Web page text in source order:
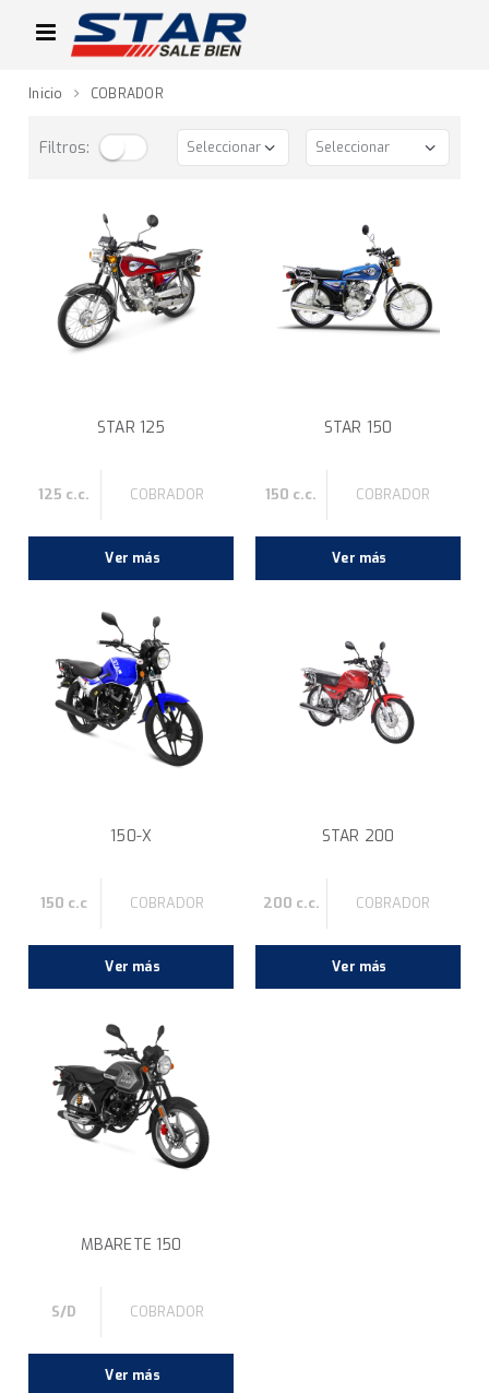
Inicio COBRADOR
Filtros:
STAR 125
125 c.c. COBRADOR
Ver más
STAR 150
150 c.c. COBRADOR
Ver más
150-X
150 c.c COBRADOR
Ver más
STAR 200
200 c.c. COBRADOR
Ver más
MBARETE 150
S/D COBRADOR
Ver más